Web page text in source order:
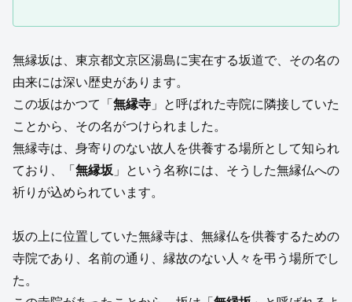
無縁坂は、東京都文京区湯島に実在する坂道で、その名の
由来には深い歴史があります。
この坂はかつて「 無縁寺 」と呼ばれた寺院に隣接していた
ことから、その名がつけられました。
無縁寺は、身寄りのない故人を供養する場所として知られ
ており、「 無縁坂 」という名称には、そうした無縁仏への
祈りが込められています。
坂の上に位置していた無縁寺は、無縁仏を供養するための
寺院であり、名前の通り、縁故のない人々を弔う場所でし
た。